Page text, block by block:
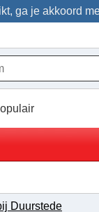
ga je akkoord
Duurstede